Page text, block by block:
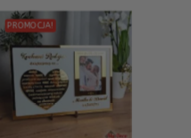
PROMOCJA!